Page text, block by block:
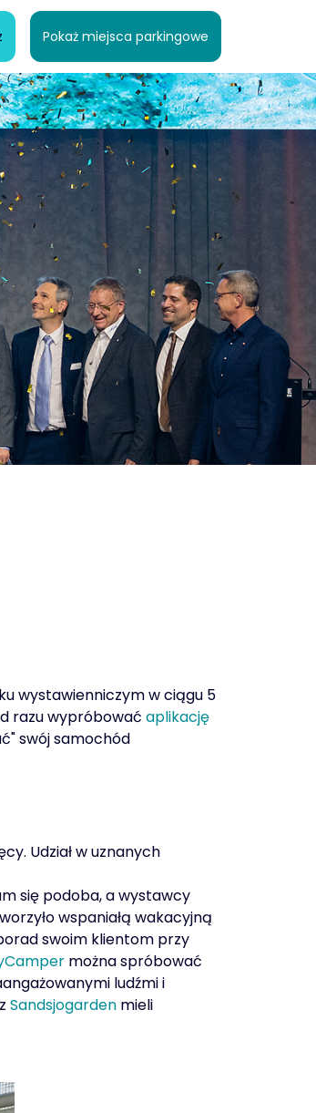
Pokaż miejsca parkingowe
wystawienniczym w ciągu 5
razu wypróbować aplikację
swój samochód
Udział w uznanych
się podoba, a wystawcy
wspaniałą wakacyjną
swoim klientom przy
można spróbować
ludźmi i
Sandsjogarden mieli